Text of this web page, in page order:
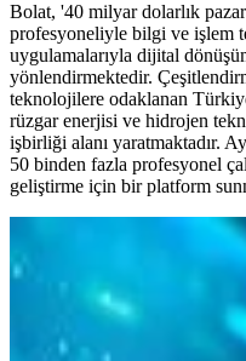
Bolat, '40 milyar dolarlık
profesyoneliyle bilgi ve işlem
uygulamalarıyla dijital
yönlendirmektedir.
teknolojilere odaklanan
rüzgar enerjisi ve hidrojen
işbirliği alanı yaratmaktadır.
50 binden fazla profesyonel
geliştirme için bir platform